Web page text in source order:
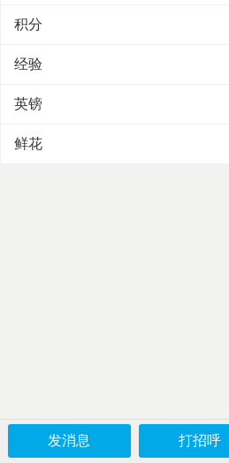
发消息 打招呼
积分
经验
英镑
鲜花